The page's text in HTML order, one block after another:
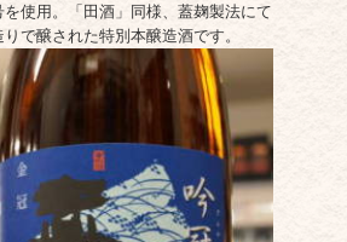
使用。「田酒」同様、蓋麹製法にて
で醸された特別本醸造酒です。